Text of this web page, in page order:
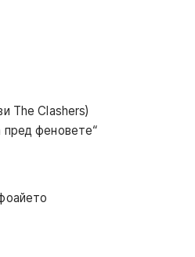
The Clashers)
пред феновете“